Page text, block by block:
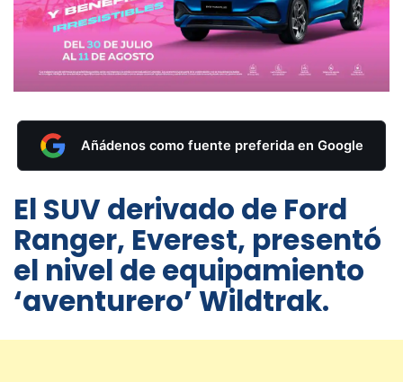
Añádenos como fuente preferida en Google
El SUV derivado de Ford
Ranger, Everest, presentó
el nivel de equipamiento
‘aventurero’ Wildtrak.